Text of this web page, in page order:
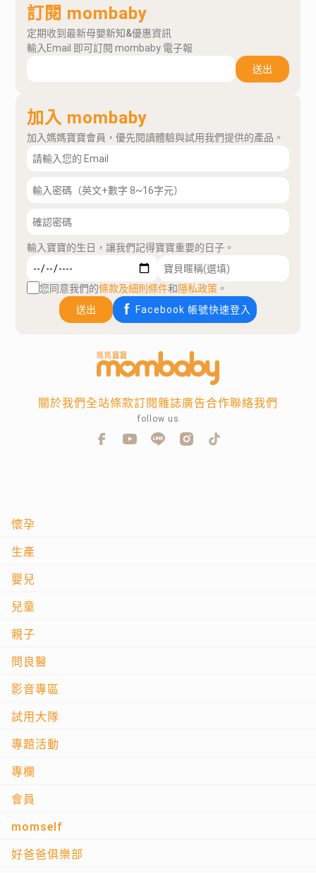
訂閱 mombaby
定期收到最新母嬰新知&優惠資訊
輸入Email 即可訂閱 mombaby 電子報
送出
加入 mombaby
加入媽媽寶寶會員，優先閱讀體驗與試用我們提供的產品。
輸入寶寶的生日，讓我們記得寶寶重要的日子。
您同意我們的條款及細則條件和隱私政策 。
送出
Facebook 帳號快速登入
懷孕
生產
嬰兒
兒童
親子
問良醫
影音專區
試用大隊
專題活動
專欄
會員
momself
好爸爸俱樂部
關於我們全站條款訂閱雜誌廣告合作聯絡我們
follow us